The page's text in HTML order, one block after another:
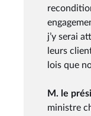
j’y serai
leurs
lois que
M. le
ministre